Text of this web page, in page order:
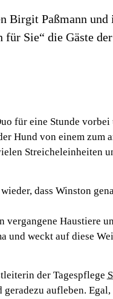
Birgit Paßmann
für Sie“ die Gäste
für eine Stunde
Hund von einem
Streicheleinheiten
dass Winston
vergangene Haustiere
und weckt auf diese
der Tagespflege
aufleben.